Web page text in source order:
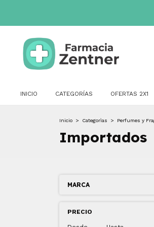
INICIO CATEGORÍAS OFERTAS 2X1
Inicio > Categorìas > Perfumes y
Importados
MARCA
PRECIO